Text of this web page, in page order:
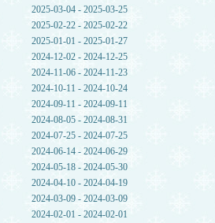
2025-03-04 - 2025-03-25
2025-02-22 - 2025-02-22
2025-01-01 - 2025-01-27
2024-12-02 - 2024-12-25
2024-11-06 - 2024-11-23
2024-10-11 - 2024-10-24
2024-09-11 - 2024-09-11
2024-08-05 - 2024-08-31
2024-07-25 - 2024-07-25
2024-06-14 - 2024-06-29
2024-05-18 - 2024-05-30
2024-04-10 - 2024-04-19
2024-03-09 - 2024-03-09
2024-02-01 - 2024-02-01